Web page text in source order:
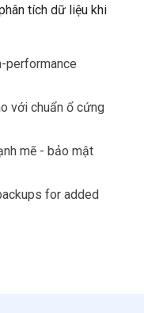
tích dữ liệu khi
performance
với chuẩn ổ cứng
mẽ - bảo mật
for added